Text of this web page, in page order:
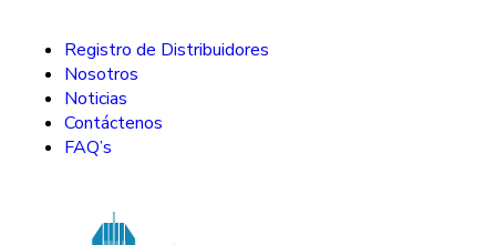
Registro de Distribuidores
Nosotros
Noticias
Contáctenos
FAQ’s